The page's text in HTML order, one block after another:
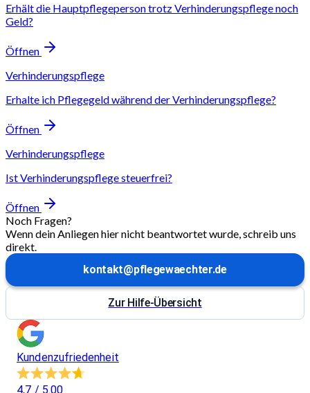
Erhält die Hauptpflegeperson trotz Verhinderungspflege noch
Geld?
Öffnen
Verhinderungspflege
Erhalte ich Pflegegeld während der Verhinderungspflege?
Öffnen
Verhinderungspflege
Ist Verhinderungspflege steuerfrei?
Öffnen
Noch Fragen?
Wenn dein Anliegen hier nicht beantwortet wurde, schreib uns
direkt.
kontakt@pflegewaechter.de
Zur Hilfe-Übersicht
Kundenzufriedenheit
4,7 / 5.00